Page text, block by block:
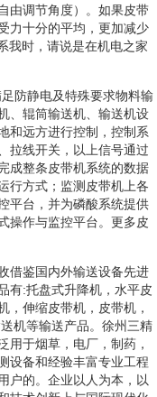
由调节角度）。如果皮带
力十分的平均，更加减少
我时，请说是在机电之家
防静电及特殊要求物料输
、辊筒输送机、输送机设
和远方进行控制，控制系
拉线开关，以上信号通过
成整条皮带机系统的数据
行方式；监测皮带机上各
平台，并为磷酸系统提供
操作与监控平台。更多皮
借鉴国内外输送设备先进
有:托盘式升降机，水平皮
，伸缩皮带机，皮带机，
机等输送产品。徐州三精
用于烟草，电厂，制药，
设备和经验丰富专业工程
户的。企业以人为本，以